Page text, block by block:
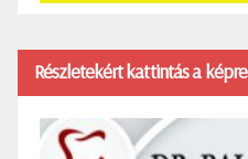
Részletekért kattintás a képre